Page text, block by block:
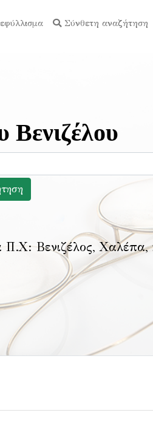
Σύνθετη αναζήτηση
Βενιζέλου
Π.Χ: Βενιζέλος, Χαλέπα,